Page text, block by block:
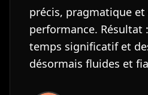
précis, pragmatique
performance. Résultat
temps significatif et
désormais fluides et